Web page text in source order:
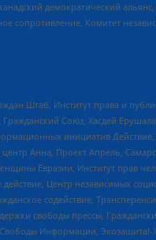
демократический
сопротивление, Комитет
Штаб, Институт права и
Союз, Хасдей
инициатив
Анна, Проект Апрель,
Евразии, Институт прав
Центр независимых
содействие,
свободы прессы,
Информации,